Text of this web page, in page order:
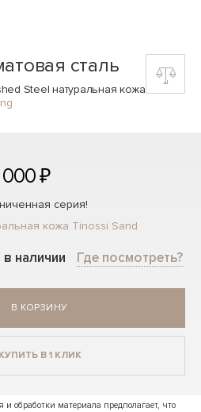
сталь
Steel натуральная кожа
000 ₽
серия!
кожа Tinossi Sand
в наличии Где посмотреть?
В КОРЗИНУ
КУПИТЬ В 1 КЛИК
обработки материала предполагает, что